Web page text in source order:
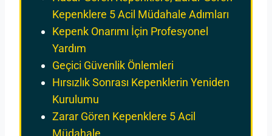
Kepenklere 5 Acil Müdahale Adımları
Kepenk Onarımı İçin Profesyonel
Yardım
Geçici Güvenlik Önlemleri
Hırsızlık Sonrası Kepenklerin Yeniden
Kurulumu
Zarar Gören Kepenklere 5 Acil
Müdahale